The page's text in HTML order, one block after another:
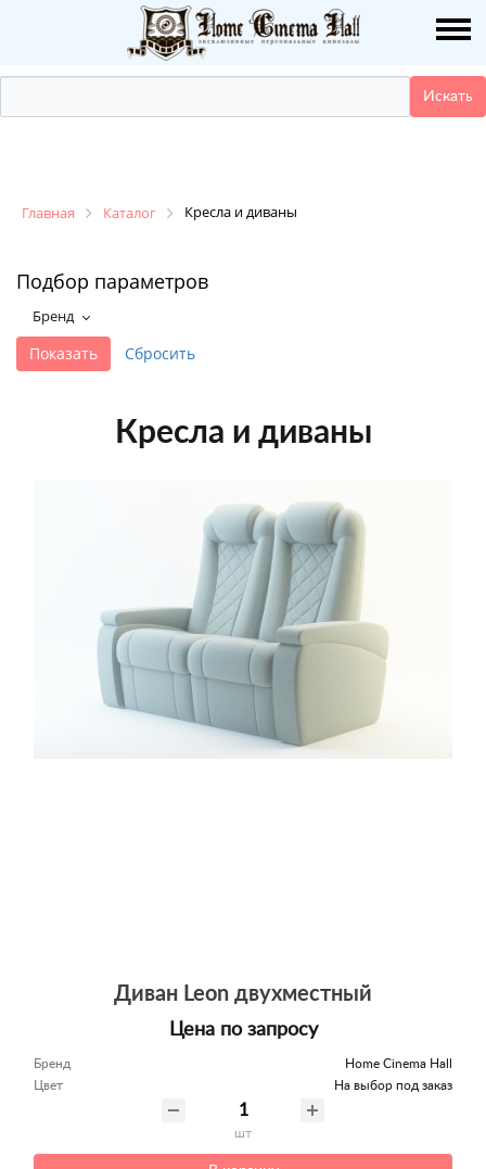
Главная Каталог Кресла и диваны
О НАС
КАТАЛОГ
+7 495-951-3751
+7 495-951-3646
Ежедневно 10:00-20:00
info@h-c-h.ru
Подбор параметров
Бренд
Кресла и диваны
Диван Leon двухместный
Цена по запросу
Бренд
Home Cinema Hall
Цвет
На выбор под заказ
шт